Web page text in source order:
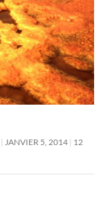
JANVIER 5, 2014 12